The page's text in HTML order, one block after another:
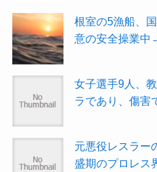
根室の5漁船、
意の安全操業中
女子選手9人、
ラであり、傷害
元悪役レスラー
盛期のプロレス